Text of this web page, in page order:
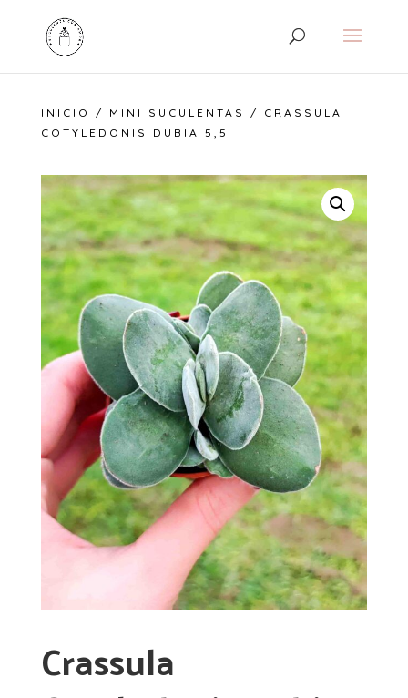
INICIO / MINI SUCULENTAS
/ CRASSULA
COTYLEDONIS DUBIA 5,5
Crassula